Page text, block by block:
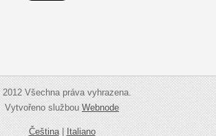
Všechna práva vyhrazena.
Vytvořeno službouWebnode
Čeština|Italiano